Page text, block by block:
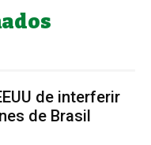
de interferir
de Brasil